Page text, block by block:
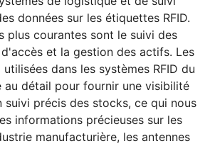
données sur les étiquettes RFID.
plus courantes sont le suivi des
et la gestion des actifs. Les
dans les systèmes RFID du
au détail pour fournir une visibilité
suivi précis des stocks, ce qui nous
informations précieuses sur les
manufacturière, les antennes